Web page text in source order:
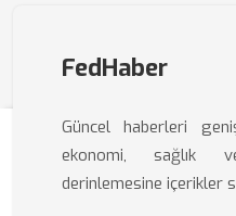
FedHaber
Güncel haberleri
ekonomi, sağlık
derinlemesine içerikler